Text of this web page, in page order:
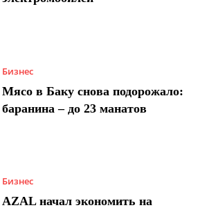
Бизнес
Мясо в Баку снова подорожало:
баранина – до 23 манатов
Бизнес
AZAL начал экономить на